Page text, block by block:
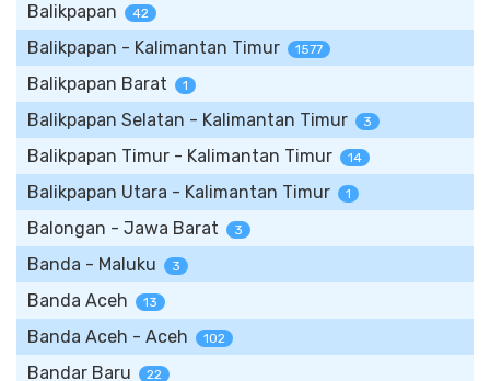
Balikpapan 42
Balikpapan - Kalimantan Timur 1577
Balikpapan Barat 1
Balikpapan Selatan - Kalimantan Timur 3
Balikpapan Timur - Kalimantan Timur 14
Balikpapan Utara - Kalimantan Timur 1
Balongan - Jawa Barat 3
Banda - Maluku 3
Banda Aceh 13
Banda Aceh - Aceh 102
Bandar Baru 22